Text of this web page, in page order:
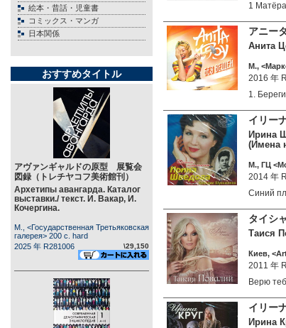
絵本・昔話・児童書
コミックス・マンガ
日本関係
おすすめタイトル
アヴァンギャルドの原型 展覧会
図録（トレチヤコフ美術館刊）
Архетипы авангарда. Каталог
выставки./ текст. И. Вакар, И.
Кочергина.
М., <Государственная Третьяковская
галерея> 200 c. hard
2025 年 R281006
\29,150
1
アニー
Анита
М.,
2016 年
1.
イリー
Ирина
(Имена
М., ГЦ
2014 年
Синий
タイシ
Таися
Киев,
2011 年
Верю
イリ
Ирина